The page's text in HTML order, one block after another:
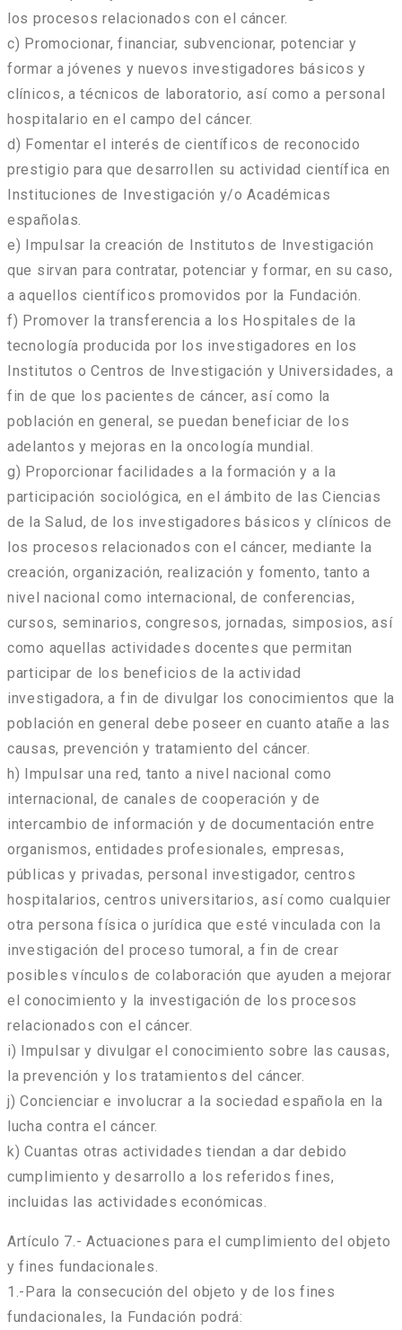
los procesos relacionados con el cáncer.
c) Promocionar, financiar, subvencionar, potenciar y
formar a jóvenes y nuevos investigadores básicos y
clínicos, a técnicos de laboratorio, así como a personal
hospitalario en el campo del cáncer.
d) Fomentar el interés de científicos de reconocido
prestigio para que desarrollen su actividad científica en
Instituciones de Investigación y/o Académicas
españolas.
e) Impulsar la creación de Institutos de Investigación
que sirvan para contratar, potenciar y formar, en su caso,
a aquellos científicos promovidos por la Fundación.
f) Promover la transferencia a los Hospitales de la
tecnología producida por los investigadores en los
Institutos o Centros de Investigación y Universidades, a
fin de que los pacientes de cáncer, así como la
población en general, se puedan beneficiar de los
adelantos y mejoras en la oncología mundial.
g) Proporcionar facilidades a la formación y a la
participación sociológica, en el ámbito de las Ciencias
de la Salud, de los investigadores básicos y clínicos de
los procesos relacionados con el cáncer, mediante la
creación, organización, realización y fomento, tanto a
nivel nacional como internacional, de conferencias,
cursos, seminarios, congresos, jornadas, simposios, así
como aquellas actividades docentes que permitan
participar de los beneficios de la actividad
investigadora, a fin de divulgar los conocimientos que la
población en general debe poseer en cuanto atañe a las
causas, prevención y tratamiento del cáncer.
h) Impulsar una red, tanto a nivel nacional como
internacional, de canales de cooperación y de
intercambio de información y de documentación entre
organismos, entidades profesionales, empresas,
públicas y privadas, personal investigador, centros
hospitalarios, centros universitarios, así como cualquier
otra persona física o jurídica que esté vinculada con la
investigación del proceso tumoral, a fin de crear
posibles vínculos de colaboración que ayuden a mejorar
el conocimiento y la investigación de los procesos
relacionados con el cáncer.
i) Impulsar y divulgar el conocimiento sobre las causas,
la prevención y los tratamientos del cáncer.
j) Concienciar e involucrar a la sociedad española en la
lucha contra el cáncer.
k) Cuantas otras actividades tiendan a dar debido
cumplimiento y desarrollo a los referidos fines,
incluidas las actividades económicas.
Artículo 7.- Actuaciones para el cumplimiento del objeto
y fines fundacionales.
1.-Para la consecución del objeto y de los fines
fundacionales, la Fundación podrá: